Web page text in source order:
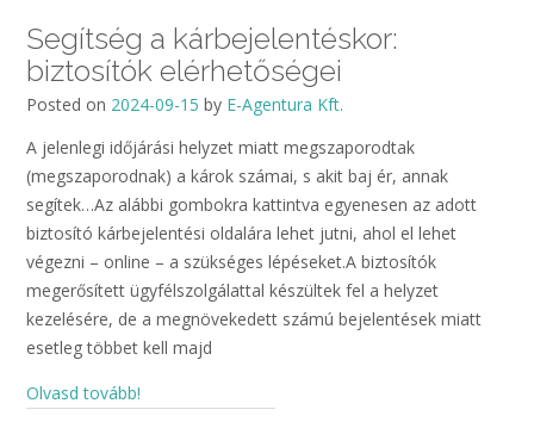
Segítség a kárbejelentéskor:
biztosítók elérhetőségei
Posted on 2024-09-15 by E-Agentura Kft.
A jelenlegi időjárási helyzet miatt megszaporodtak
(megszaporodnak) a károk számai, s akit baj ér, annak
segítek…Az alábbi gombokra kattintva egyenesen az adott
biztosító kárbejelentési oldalára lehet jutni, ahol el lehet
végezni – online – a szükséges lépéseket.A biztosítók
megerősített ügyfélszolgálattal készültek fel a helyzet
kezelésére, de a megnövekedett számú bejelentések miatt
esetleg többet kell majd
Olvasd tovább!